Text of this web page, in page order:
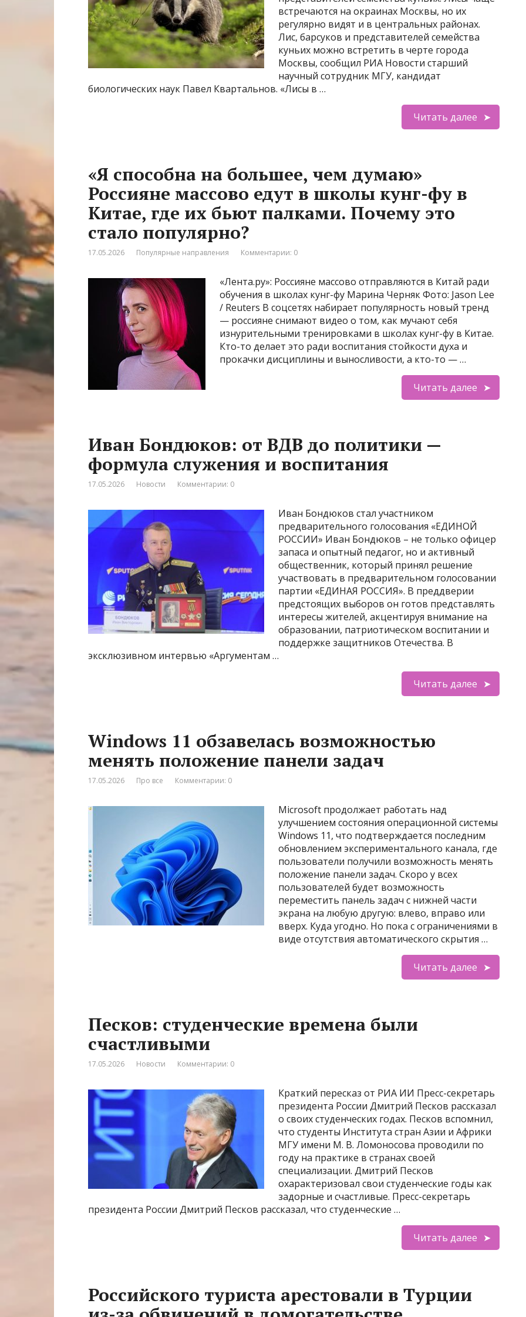
встречаются на окраинах Москвы, но их
регулярно видят и в центральных районах.
Лис, барсуков и представителей семейства
куньих можно встретить в черте города
Москвы, сообщил РИА Новости старший
научный сотрудник МГУ, кандидат
биологических наук Павел Квартальнов. «Лисы в …
Читать далее
«Я способна на большее, чем думаю»
Россияне массово едут в школы кунг-фу в
Китае, где их бьют палками. Почему это
стало популярно?
17.05.2026 Популярные направления Комментарии: 0
«Лента.ру»: Россияне массово отправляются в Китай ради
обучения в школах кунг-фу Марина Черняк Фото: Jason Lee
/ Reuters В соцсетях набирает популярность новый тренд
— россияне снимают видео о том, как мучают себя
изнурительными тренировками в школах кунг-фу в Китае.
Кто-то делает это ради воспитания стойкости духа и
прокачки дисциплины и выносливости, а кто-то — …
Читать далее
Иван Бондюков: от ВДВ до политики —
формула служения и воспитания
17.05.2026 Новости Комментарии: 0
Иван Бондюков стал участником
предварительного голосования «ЕДИНОЙ
РОССИИ» Иван Бондюков – не только офицер
запаса и опытный педагог, но и активный
общественник, который принял решение
участвовать в предварительном голосовании
партии «ЕДИНАЯ РОССИЯ». В преддверии
предстоящих выборов он готов представлять
интересы жителей, акцентируя внимание на
образовании, патриотическом воспитании и
поддержке защитников Отечества. В
эксклюзивном интервью «Аргументам …
Читать далее
Windows 11 обзавелась возможностью
менять положение панели задач
17.05.2026 Про все Комментарии: 0
Microsoft продолжает работать над
улучшением состояния операционной системы
Windows 11, что подтверждается последним
обновлением экспериментального канала, где
пользователи получили возможность менять
положение панели задач. Скоро у всех
пользователей будет возможность
переместить панель задач с нижней части
экрана на любую другую: влево, вправо или
вверх. Куда угодно. Но пока с ограничениями в
виде отсутствия автоматического скрытия …
Читать далее
Песков: студенческие времена были
счастливыми
17.05.2026 Новости Комментарии: 0
Краткий пересказ от РИА ИИ Пресс-секретарь
президента России Дмитрий Песков рассказал
о своих студенческих годах. Песков вспомнил,
что студенты Института стран Азии и Африки
МГУ имени М. В. Ломоносова проводили по
году на практике в странах своей
специализации. Дмитрий Песков
охарактеризовал свои студенческие годы как
задорные и счастливые. Пресс-секретарь
президента России Дмитрий Песков рассказал, что студенческие …
Читать далее
Российского туриста арестовали в Турции